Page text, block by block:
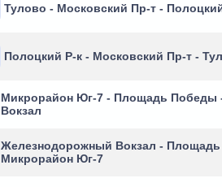
Тулово - Московский Пр-т -
Полоцкий Р-к - Московский Пр-т -
Микрорайон Юг-7 - Площадь Победы
Вокзал
Железнодорожный Вокзал -
Микрорайон Юг-7